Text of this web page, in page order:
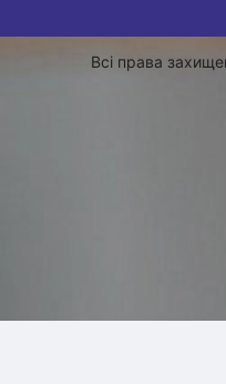
Всі права